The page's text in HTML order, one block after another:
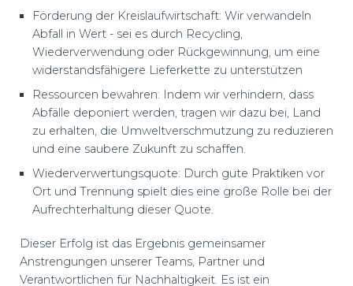
Förderung der Kreislaufwirtschaft: Wir verwandeln
Abfall in Wert - sei es durch Recycling,
Wiederverwendung oder Rückgewinnung, um eine
widerstandsfähigere Lieferkette zu unterstützen
Ressourcen bewahren: Indem wir verhindern, dass
Abfälle deponiert werden, tragen wir dazu bei, Land
zu erhalten, die Umweltverschmutzung zu reduzieren
und eine saubere Zukunft zu schaffen.
Wiederverwertungsquote: Durch gute Praktiken vor
Ort und Trennung spielt dies eine große Rolle bei der
Aufrechterhaltung dieser Quote.
Dieser Erfolg ist das Ergebnis gemeinsamer
Anstrengungen unserer Teams, Partner und
Verantwortlichen für Nachhaltigkeit. Es ist ein